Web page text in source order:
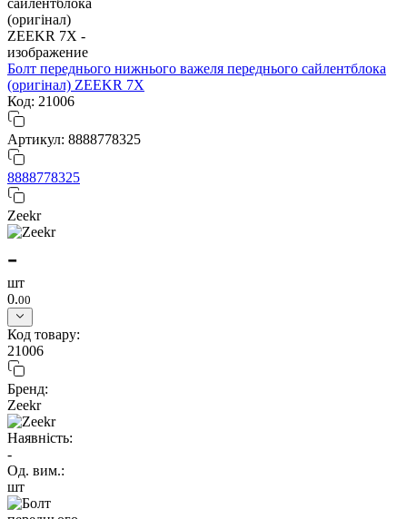
Болт переднього нижнього важеля переднього сайлентблока
(оригінал) ZEEKR 7X
Код: 21006
Артикул: 8888778325
8888778325
Zeekr
-
шт
0.00
Код товару:
21006
Бренд:
Zeekr
Наявність:
-
Од. вим.:
шт